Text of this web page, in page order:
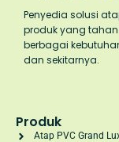
Penyedia solusi
produk yang
berbagai
dan sekitarnya.
Produk
Atap PVC Grand